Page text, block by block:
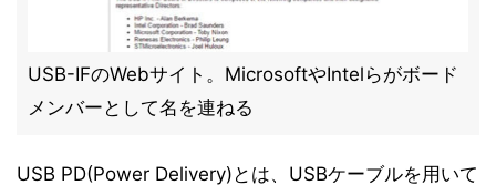
USB-IFのWebサイト。MicrosoftやIntelらがボード
メンバーとして名を連ねる
USB PD(Power Delivery)とは、USBケーブルを用いて